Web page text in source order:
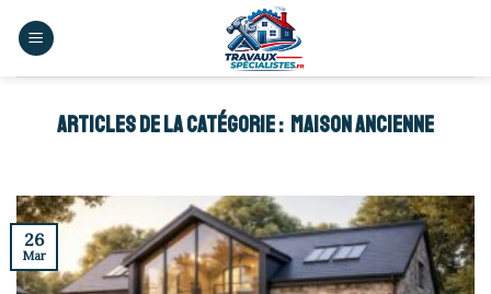
MAISON ANCIENNE
26
Mar